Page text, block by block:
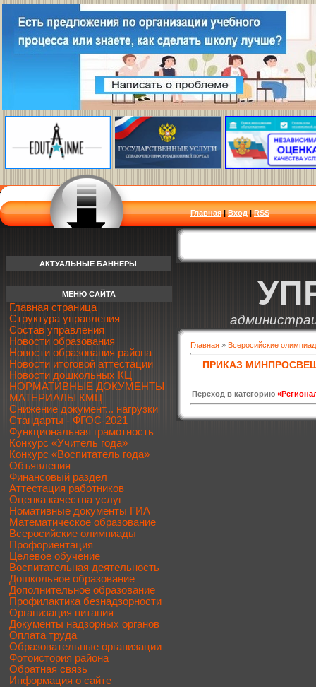
Главная |Вход|RSS
АКТУАЛЬНЫЕ БАННЕРЫ
Главная » Всеросийские
ПРИКАЗ
Переход в категорию
МЕНЮ САЙТА
Главная страница
Структура управления
Состав управления
Новости образования
Новости образования района
Новости итоговой аттестации
Новости дошкольных КЦ
НОРМАТИВНЫЕ ДОКУМЕНТЫ
МАТЕРИАЛЫ КМЦ
Снижение документ... нагрузки
Стандарты - ФГОС-2021
Функциональная грамотность
Конкурс «Учитель года»
Конкурс «Воспитатель года»
Объявления
Финансовый раздел
Аттестация работников
Оценка качества услуг
Номативные документы ГИА
Математическое образование
Всеросийские олимпиады
Профориентация
Целевое обучение
Воспитательная деятельность
Дошкольное образование
Дополнительное образование
Профилактика безнадзорности
Организация питания
Документы надзорных органов
Оплата труда
Образовательные организации
Фотоистория района
Обратная связь
Информация о сайте